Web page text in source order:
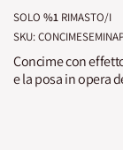
SOLO %1 RIMASTO/I
SKU:
Concime con
e la posa in opera